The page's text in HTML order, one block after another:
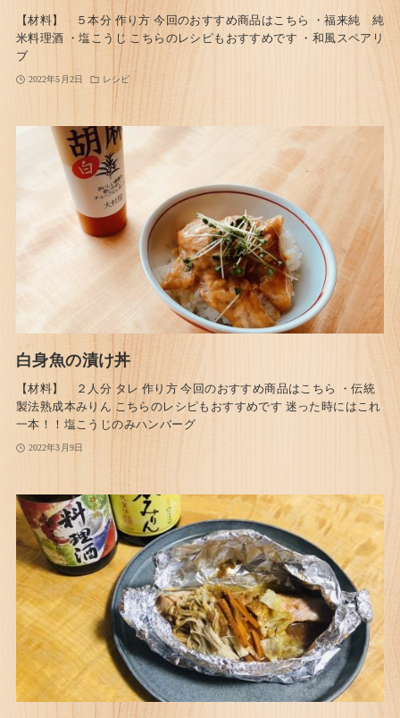
【材料】 ５本分 作り方 今回のおすすめ商品はこちら ・福来純 純
米料理酒 ・塩こうじ こちらのレシピもおすすめです ・和風スペアリ
ブ
2022年5月2日 レシピ
白身魚の漬け丼
【材料】 ２人分 タレ 作り方 今回のおすすめ商品はこちら ・伝統
製法熟成本みりん こちらのレシピもおすすめです 迷った時にはこれ
一本！！塩こうじのみハンバーグ
2022年3月9日